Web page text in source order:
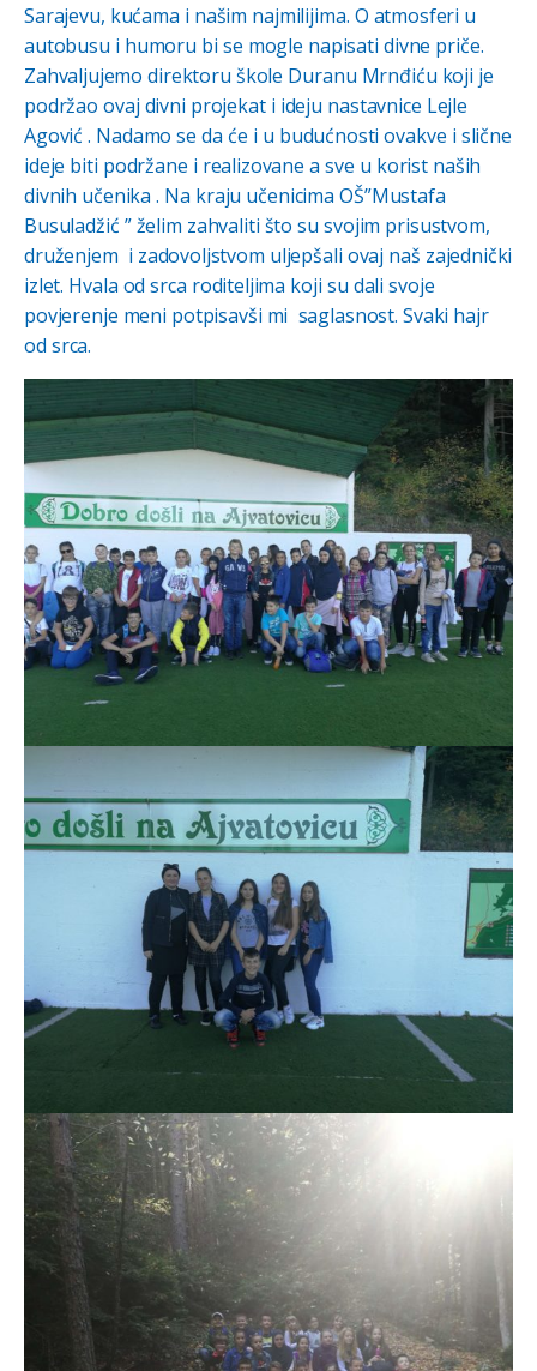
Sarajevu, kućama i našim najmilijima. O atmosferi u
autobusu i humoru bi se mogle napisati divne priče.
Zahvaljujemo direktoru škole Duranu Mrnđiću koji je
podržao ovaj divni projekat i ideju nastavnice Lejle
Agović . Nadamo se da će i u budućnosti ovakve i slične
ideje biti podržane i realizovane a sve u korist naših
divnih učenika . Na kraju učenicima OŠ”Mustafa
Busuladžić ” želim zahvaliti što su svojim prisustvom,
druženjem i zadovoljstvom uljepšali ovaj naš zajednički
izlet. Hvala od srca roditeljima koji su dali svoje
povjerenje meni potpisavši mi saglasnost. Svaki hajr
od srca.